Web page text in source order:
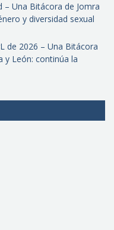
– Una Bitácora de Jomra
y diversidad sexual
de 2026 – Una Bitácora
y León: continúa la